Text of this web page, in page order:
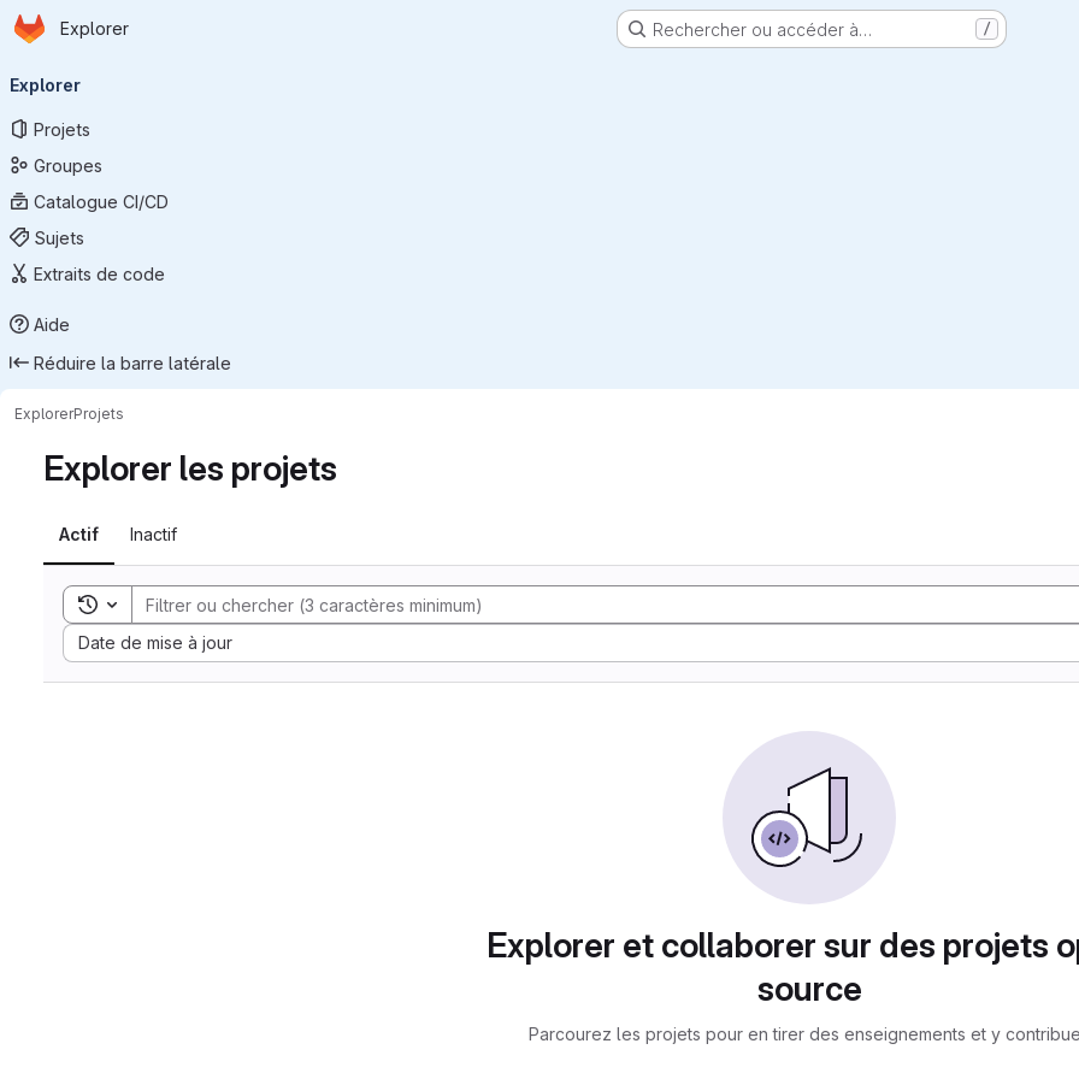
Passer au contenu principal
Page d'accueil
Explorer Rechercher ou accéder à… /
principale
Explorer
Projets
Groupes
Catalogue CI/CD
Sujets
Extraits de code
Aide
Réduire la barre latérale
ExplorerProjets
Explorer les projets
Actif Inactif
Toggle search history
Date de mise à jour
Sort by:
Explorer et collaborer sur des projets
source
Parcourez les projets pour en tirer des enseignements et y